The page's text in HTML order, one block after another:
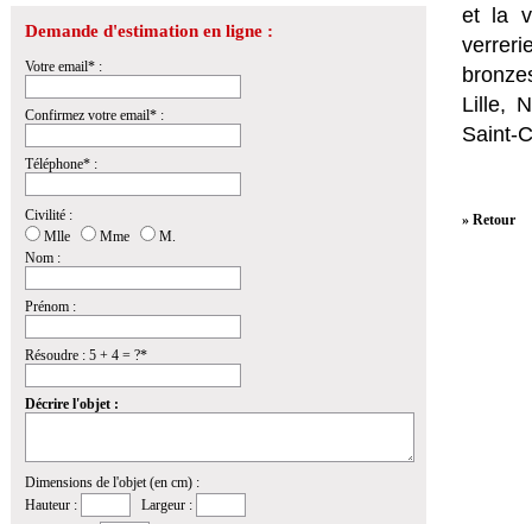
Demande d'estimation en ligne :
Votre email* :
Confirmez votre email* :
Téléphone* :
Civilité :
Mlle
Mme
M.
Nom :
Prénom :
Résoudre : 5 + 4 = ?*
Décrire l'objet :
Dimensions de l'objet (en cm) :
Hauteur :
Largeur :
et la
Lille,
Saint-
» Retour